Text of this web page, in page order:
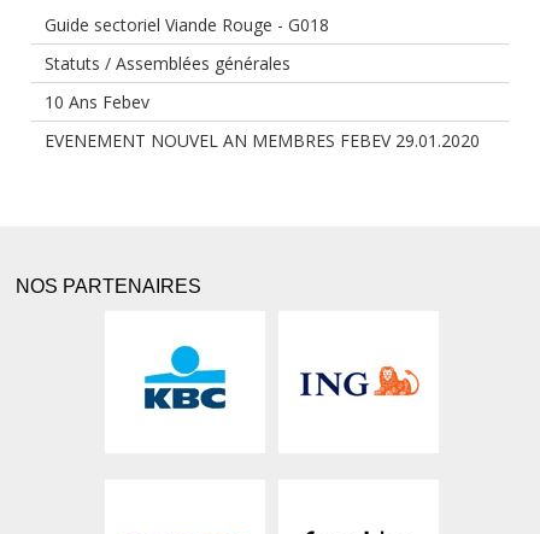
Guide sectoriel Viande Rouge - G018
Statuts / Assemblées générales
10 Ans Febev
EVENEMENT NOUVEL AN MEMBRES FEBEV 29.01.2020
NOS PARTENAIRES